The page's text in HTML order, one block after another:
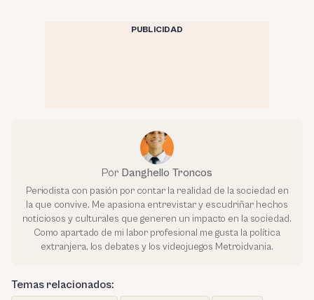
PUBLICIDAD
Por Danghello Troncos
Periodista con pasión por contar la realidad de la sociedad en
la que convive. Me apasiona entrevistar y escudriñar hechos
noticiosos y culturales que generen un impacto en la sociedad.
Como apartado de mi labor profesional me gusta la política
extranjera, los debates y los videojuegos Metroidvania.
Temas relacionados: